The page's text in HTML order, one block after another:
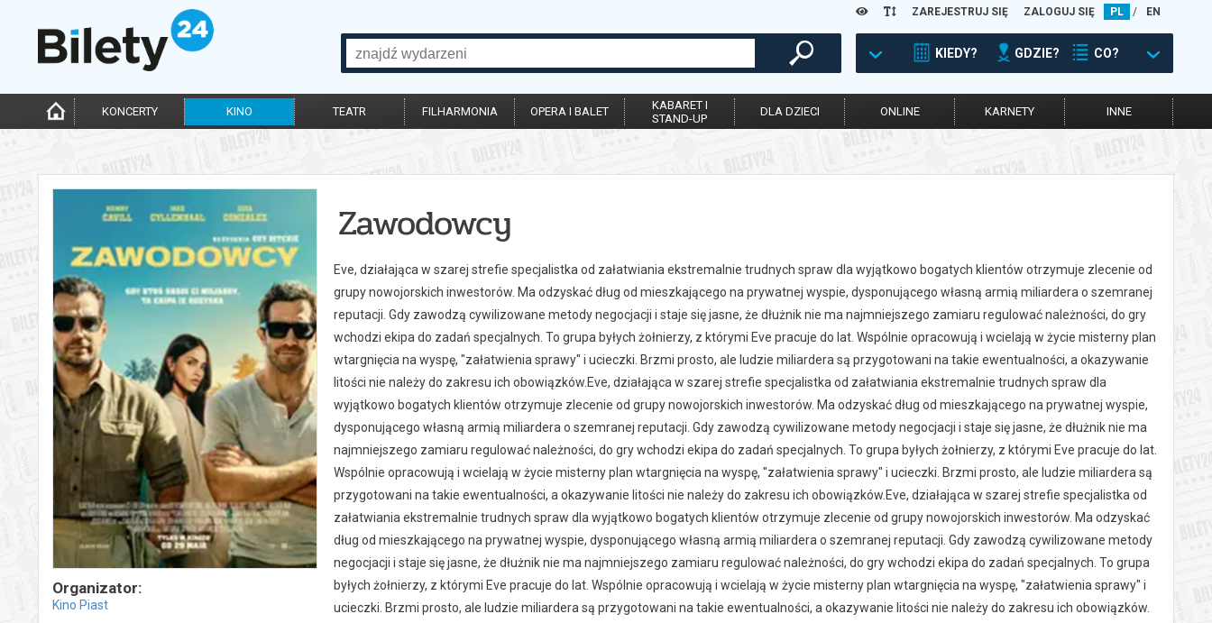
ZAREJESTRUJ SIĘ ZALOGUJ SIĘ PL / EN
KIEDY? GDZIE? CO?
KONCERTY KINO TEATR FILHARMONIA OPERA I BALET
KABARET I
STAND-UP
DLA DZIECI ONLINE KARNETY INNE
Organizator:
Kino Piast
Zawodowcy
Eve, działająca w szarej strefie specjalistka od załatwiania ekstremalnie trudnych spraw dla wyjątkowo bogatych klientów otrzymuje zlecenie od
grupy nowojorskich inwestorów. Ma odzyskać dług od mieszkającego na prywatnej wyspie, dysponującego własną armią miliardera o szemranej
reputacji. Gdy zawodzą cywilizowane metody negocjacji i staje się jasne, że dłużnik nie ma najmniejszego zamiaru regulować należności, do gry
wchodzi ekipa do zadań specjalnych. To grupa byłych żołnierzy, z którymi Eve pracuje do lat. Wspólnie opracowują i wcielają w życie misterny plan
wtargnięcia na wyspę, "załatwienia sprawy" i ucieczki. Brzmi prosto, ale ludzie miliardera są przygotowani na takie ewentualności, a okazywanie
litości nie należy do zakresu ich obowiązków.Eve, działająca w szarej strefie specjalistka od załatwiania ekstremalnie trudnych spraw dla
wyjątkowo bogatych klientów otrzymuje zlecenie od grupy nowojorskich inwestorów. Ma odzyskać dług od mieszkającego na prywatnej wyspie,
dysponującego własną armią miliardera o szemranej reputacji. Gdy zawodzą cywilizowane metody negocjacji i staje się jasne, że dłużnik nie ma
najmniejszego zamiaru regulować należności, do gry wchodzi ekipa do zadań specjalnych. To grupa byłych żołnierzy, z którymi Eve pracuje do lat.
Wspólnie opracowują i wcielają w życie misterny plan wtargnięcia na wyspę, "załatwienia sprawy" i ucieczki. Brzmi prosto, ale ludzie miliardera są
przygotowani na takie ewentualności, a okazywanie litości nie należy do zakresu ich obowiązków.Eve, działająca w szarej strefie specjalistka od
załatwiania ekstremalnie trudnych spraw dla wyjątkowo bogatych klientów otrzymuje zlecenie od grupy nowojorskich inwestorów. Ma odzyskać
dług od mieszkającego na prywatnej wyspie, dysponującego własną armią miliardera o szemranej reputacji. Gdy zawodzą cywilizowane metody
negocjacji i staje się jasne, że dłużnik nie ma najmniejszego zamiaru regulować należności, do gry wchodzi ekipa do zadań specjalnych. To grupa
byłych żołnierzy, z którymi Eve pracuje do lat. Wspólnie opracowują i wcielają w życie misterny plan wtargnięcia na wyspę, "załatwienia sprawy" i
ucieczki. Brzmi prosto, ale ludzie miliardera są przygotowani na takie ewentualności, a okazywanie litości nie należy do zakresu ich obowiązków.